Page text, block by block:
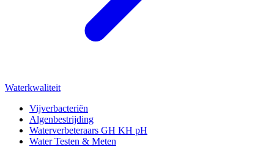
Waterkwaliteit
Vijverbacteriën
Algenbestrijding
Waterverbeteraars GH KH pH
Water Testen & Meten